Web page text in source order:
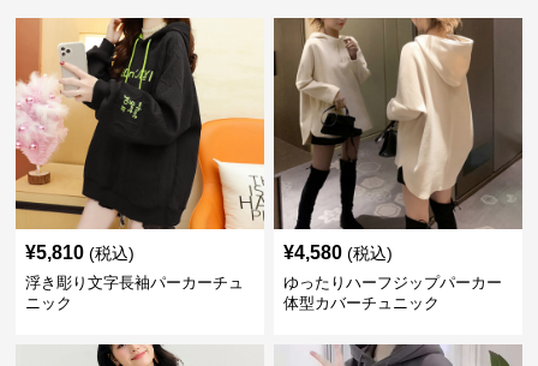
¥5,810 (税込)
浮き彫り文字長袖パーカーチュ
ニック
¥4,580 (税込)
ゆったりハーフジップパーカー
体型カバーチュニック